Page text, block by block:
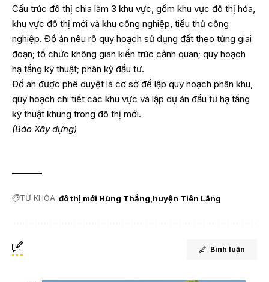
Cấu trúc đô thị chia làm 3 khu vực, gồm khu vực đô thị hóa,
khu vực đô thị mới và khu công nghiệp, tiểu thủ công
nghiệp. Đồ án nêu rõ quy hoạch sử dụng đất theo từng giai
đoạn; tổ chức không gian kiến trúc cảnh quan; quy hoạch
hạ tầng kỹ thuật; phân kỳ đầu tư.
Đồ án được phê duyệt là cơ sở để lập quy hoạch phân khu,
quy hoạch chi tiết các khu vực và lập dự án đầu tư hạ tầng
kỹ thuật khung trong đô thị mới.
(Báo Xây dựng)
TỪ KHÓA: đô thị mới Hùng Thắng huyện Tiên Lãng
Bình luận